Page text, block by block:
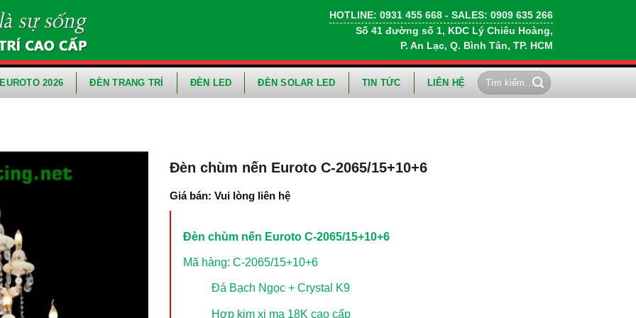
HOTLINE: 0931 455 668 - SALES: 0909 635 266
Số 41 đường số 1, KDC Lý Chiêu Hoàng,
P. An Lạc, Q. Bình Tân, TP. HCM
2026 ĐÈN TRANG TRÍ ĐÈN LED ĐÈN SOLAR LED TIN TỨC LIÊN HỆ
Tìm
kiếm:
Đèn chùm nến Euroto C-2065/15+10+6
Giá bán: Vui lòng liên hệ
Đèn chùm nến Euroto C-2065/15+10+6
Mã hàng: C-2065/15+10+6
Đá Bạch Ngọc + Crystal K9
Hợp kim xi mạ 18K cao cấp